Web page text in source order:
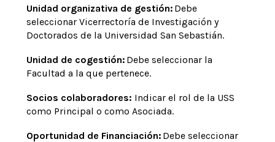
Unidad organizativa de gestión: Debe
seleccionar Vicerrectoría de Investigación y
Doctorados de la Universidad San Sebastián.
Unidad de cogestión: Debe seleccionar la
Facultad a la que pertenece.
Socios colaboradores: Indicar el rol de la USS
como Principal o como Asociada.
Oportunidad de Financiación: Debe seleccionar